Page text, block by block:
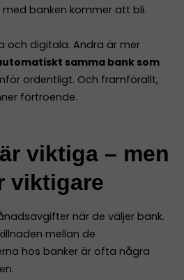
banken kommer att bli.
och digitala. Andra är mer
samma bank som
ordentligt. Och framförallt,
förtroende.
viktiga – men
viktigare
när de väljer bank.
mellan de
hos banker är ofta några